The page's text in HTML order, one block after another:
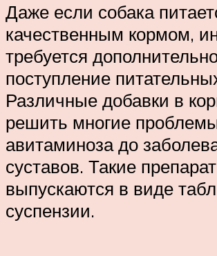
Даже если собака
качественным кормом,
требуется
поступление
Различные добавки в
решить многие
авитаминоза до
суставов. Такие
выпускаются в виде
суспензии.